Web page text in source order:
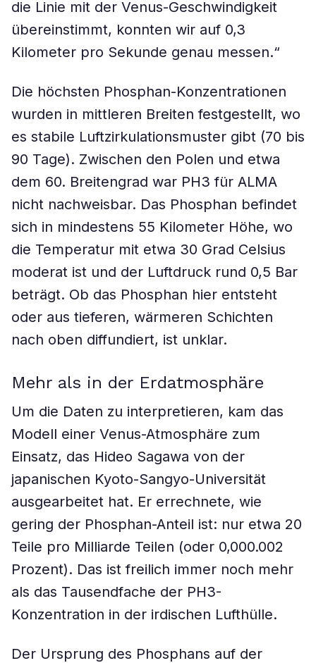
die Linie mit der Venus-Geschwindigkeit
übereinstimmt, konnten wir auf 0,3
Kilometer pro Sekunde genau messen.“
Die höchsten Phosphan-Konzentrationen
wurden in mittleren Breiten festgestellt, wo
es stabile Luftzirkulationsmuster gibt (70 bis
90 Tage). Zwischen den Polen und etwa
dem 60. Breitengrad war PH3 für ALMA
nicht nachweisbar. Das Phosphan befindet
sich in mindestens 55 Kilometer Höhe, wo
die Temperatur mit etwa 30 Grad Celsius
moderat ist und der Luftdruck rund 0,5 Bar
beträgt. Ob das Phosphan hier entsteht
oder aus tieferen, wärmeren Schichten
nach oben diffundiert, ist unklar.
Mehr als in der Erdatmosphäre
Um die Daten zu interpretieren, kam das
Modell einer Venus-Atmosphäre zum
Einsatz, das Hideo Sagawa von der
japanischen Kyoto-Sangyo-Universität
ausgearbeitet hat. Er errechnete, wie
gering der Phosphan-Anteil ist: nur etwa 20
Teile pro Milliarde Teilen (oder 0,000.002
Prozent). Das ist freilich immer noch mehr
als das Tausendfache der PH3-
Konzentration in der irdischen Lufthülle.
Der Ursprung des Phosphans auf der